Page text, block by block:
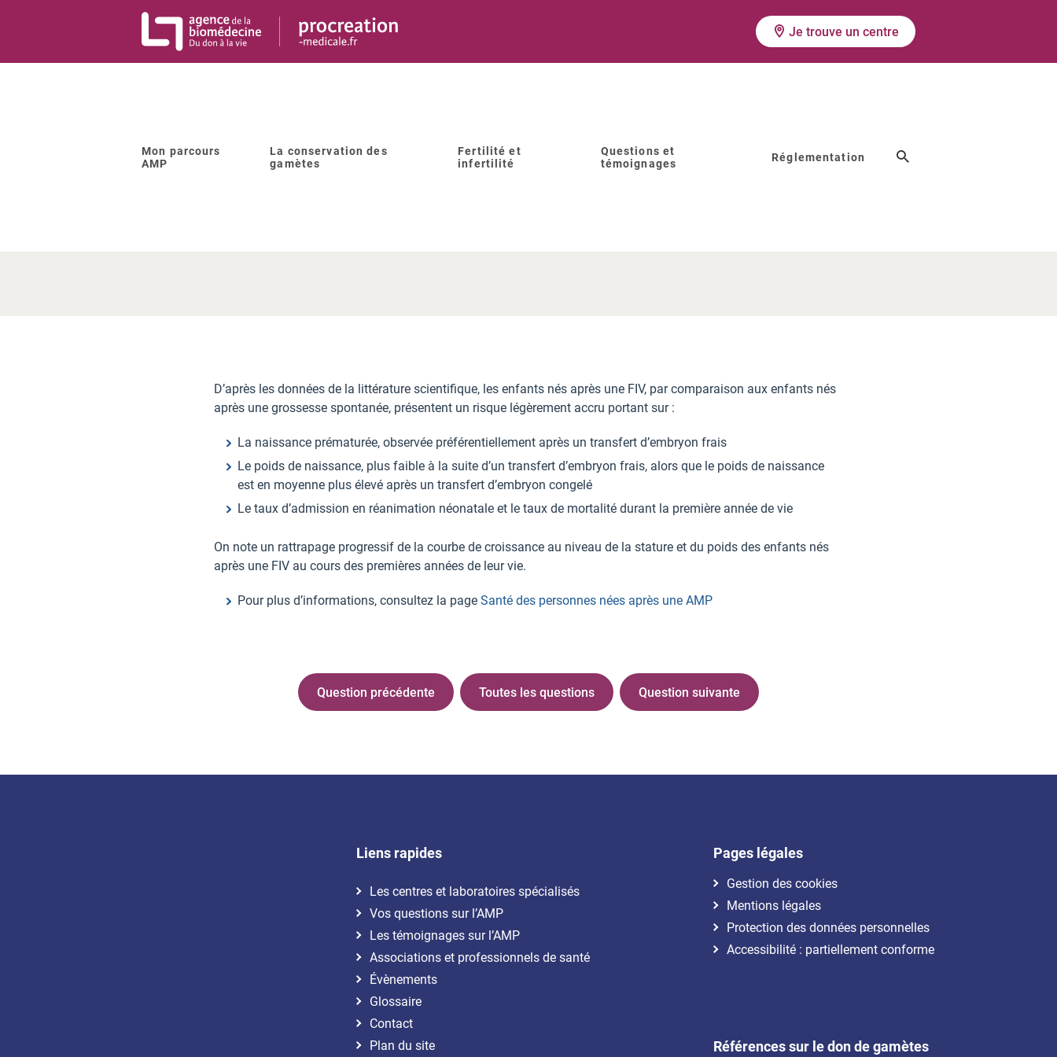
Je trouve un centre
Mon parcours
AMP
La conservation des
gamètes
Fertilité et
infertilité
Questions et
témoignages
Réglementation
D’après les données de la littérature scientifique, les enfants nés après une FIV, par comparaison aux enfants nés
après une grossesse spontanée, présentent un risque légèrement accru portant sur :
La naissance prématurée, observée préférentiellement après un transfert d’embryon frais
Le poids de naissance, plus faible à la suite d’un transfert d’embryon frais, alors que le poids de naissance
est en moyenne plus élevé après un transfert d’embryon congelé
Le taux d’admission en réanimation néonatale et le taux de mortalité durant la première année de vie
On note un rattrapage progressif de la courbe de croissance au niveau de la stature et du poids des enfants nés
après une FIV au cours des premières années de leur vie.
Pour plus d’informations, consultez la page Santé des personnes nées après une AMP
Question précédente Toutes les questions Question suivante
Liens rapides
Les centres et laboratoires spécialisés
Vos questions sur l’AMP
Les témoignages sur l’AMP
Associations et professionnels de santé
Évènements
Glossaire
Contact
Plan du site
Pages légales
Gestion des cookies
Mentions légales
Protection des données personnelles
Accessibilité : partiellement conforme
Références sur le don de gamètes